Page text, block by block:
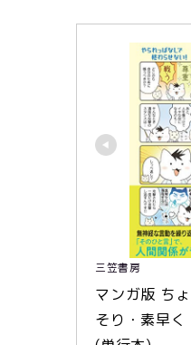
三笠書房
マンガ版 ち
そり・素早